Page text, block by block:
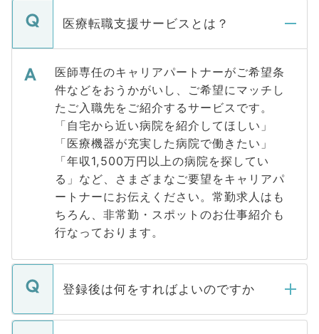
医療転職支援サービスとは？
医師専任のキャリアパートナーがご希望条
件などをおうかがいし、ご希望にマッチし
たご入職先をご紹介するサービスです。
「自宅から近い病院を紹介してほしい」
「医療機器が充実した病院で働きたい」
「年収1,500万円以上の病院を探してい
る」など、さまざまなご要望をキャリアパ
ートナーにお伝えください。常勤求人はも
ちろん、非常勤・スポットのお仕事紹介も
行なっております。
登録後は何をすればよいのですか
ご登録いただきましたら、弊社担当者がご